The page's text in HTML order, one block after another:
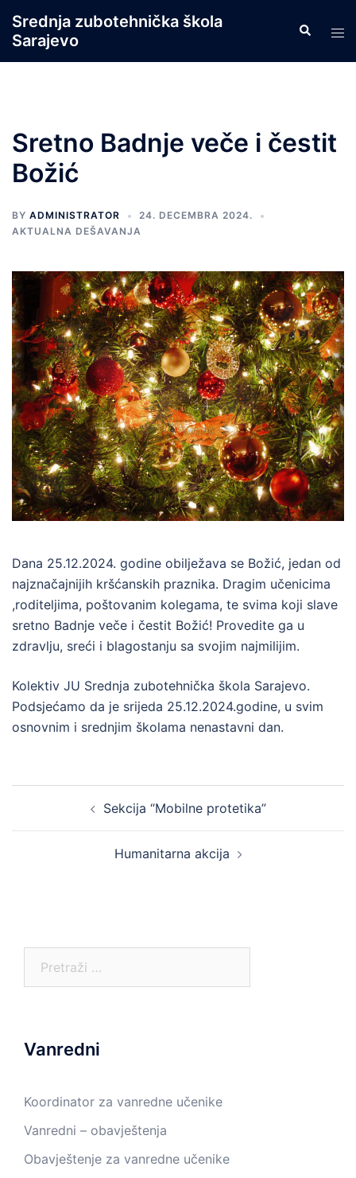
content
Srednja zubotehnička škola
Sarajevo
Search
Sretno Badnje veče i čestit
Božić
BY ADMINISTRATOR
24. DECEMBRA 2024.
AKTUALNA DEŠAVANJA
Dana 25.12.2024. godine obilježava se Božić, jedan od
najznačajnijih kršćanskih praznika. Dragim učenicima
,roditeljima, poštovanim kolegama, te svima koji slave
sretno Badnje veče i čestit Božić! Provedite ga u
zdravlju, sreći i blagostanju sa svojim najmilijim.
Kolektiv JU Srednja zubotehnička škola Sarajevo.
Podsjećamo da je srijeda 25.12.2024.godine, u svim
osnovnim i srednjim školama nenastavni dan.
navigationSekcija “Mobilne protetika”
Humanitarna akcija
Vanredni
Koordinator za vanredne učenike
Vanredni – obavještenja
Obavještenje za vanredne učenike